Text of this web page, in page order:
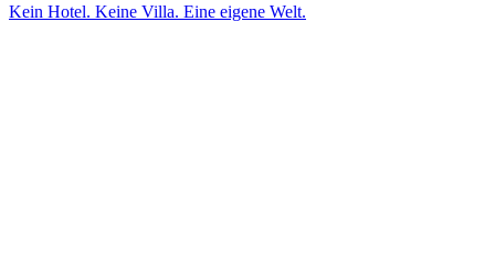
Kein Hotel. Keine Villa. Eine eigene Welt.